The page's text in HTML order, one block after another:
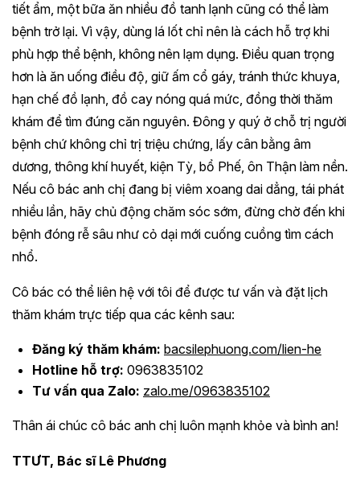
tiết ẩm, một bữa ăn nhiều đồ tanh lạnh cũng có thể làm
bệnh trở lại. Vì vậy, dùng lá lốt chỉ nên là cách hỗ trợ khi
phù hợp thể bệnh, không nên lạm dụng. Điều quan trọng
hơn là ăn uống điều độ, giữ ấm cổ gáy, tránh thức khuya,
hạn chế đồ lạnh, đồ cay nóng quá mức, đồng thời thăm
khám để tìm đúng căn nguyên. Đông y quý ở chỗ trị người
bệnh chứ không chỉ trị triệu chứng, lấy cân bằng âm
dương, thông khí huyết, kiện Tỳ, bổ Phế, ôn Thận làm nền.
Nếu cô bác anh chị đang bị viêm xoang dai dẳng, tái phát
nhiều lần, hãy chủ động chăm sóc sớm, đừng chờ đến khi
bệnh đóng rễ sâu như cỏ dại mới cuống cuồng tìm cách
nhổ.
Cô bác có thể liên hệ với tôi để được tư vấn và đặt lịch
thăm khám trực tiếp qua các kênh sau:
Đăng ký thăm khám: bacsilephuong.com/lien-he
Hotline hỗ trợ: 0963835102
Tư vấn qua Zalo: zalo.me/0963835102
Thân ái chúc cô bác anh chị luôn mạnh khỏe và bình an!
TTƯT, Bác sĩ Lê Phương